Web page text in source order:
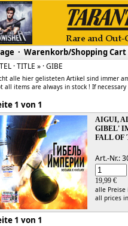
· Warenkorb/Shopping Cart
· TITLE » · GIBE
alle hier gelisteten Artikel sind immer
all items are always in stock ! If
1 von 1
AIGUI,
GIBEL'
FALL OF
Art.-Nr.:
19,99 €
alle
all prices
1 von 1